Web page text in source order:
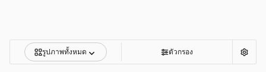
รูปภาพทั้งหมด ตัวกรอง